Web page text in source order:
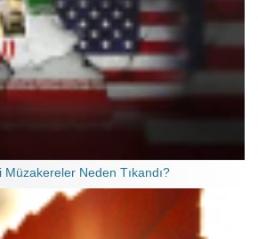
Müzakereler Neden Tıkandı?